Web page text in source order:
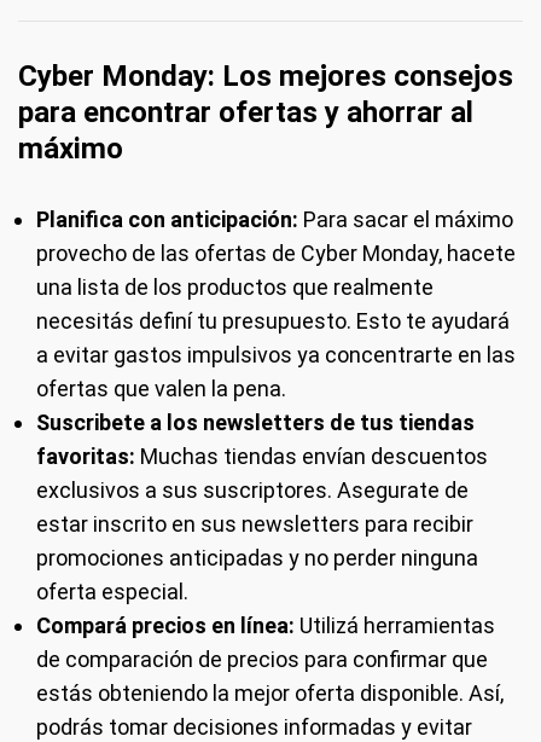
Cyber Monday: Los mejores consejos
para encontrar ofertas y ahorrar al
máximo
Planifica con anticipación: Para sacar el máximo
provecho de las ofertas de Cyber Monday, hacete
una lista de los productos que realmente
necesitás definí tu presupuesto. Esto te ayudará
a evitar gastos impulsivos ya concentrarte en las
ofertas que valen la pena.
Suscribete a los newsletters de tus tiendas
favoritas: Muchas tiendas envían descuentos
exclusivos a sus suscriptores. Asegurate de
estar inscrito en sus newsletters para recibir
promociones anticipadas y no perder ninguna
oferta especial.
Compará precios en línea: Utilizá herramientas
de comparación de precios para confirmar que
estás obteniendo la mejor oferta disponible. Así,
podrás tomar decisiones informadas y evitar